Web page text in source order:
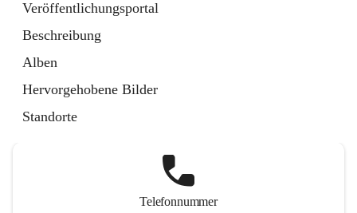
Veröffentlichungsportal
Beschreibung
Alben
Hervorgehobene Bilder
Standorte
Telefonnummer